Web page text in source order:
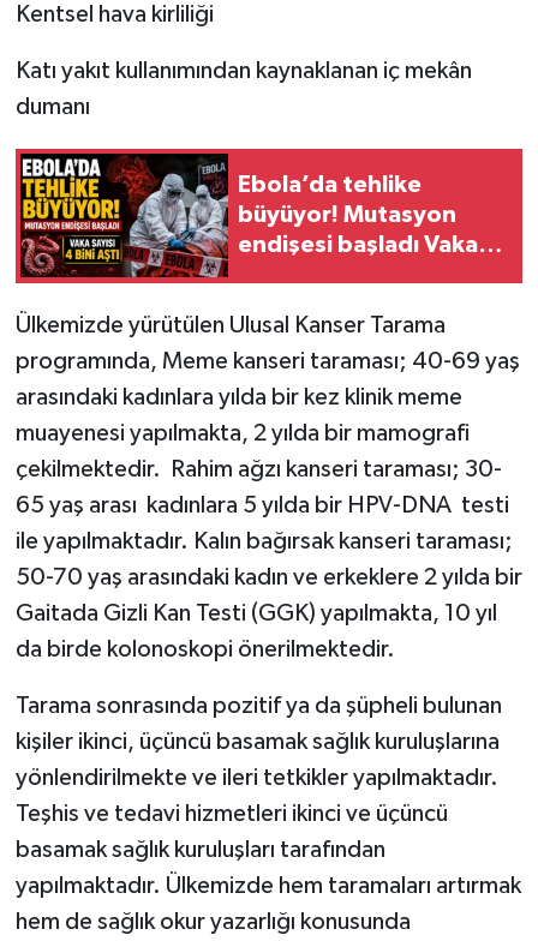
Kentsel hava kirliliği
Katı yakıt kullanımından kaynaklanan iç mekân
dumanı
Ebola’da tehlike
büyüyor! Mutasyon
endişesi başladı Vaka
Ülkemizde yürütülen Ulusal Kanser Tarama
programında, Meme kanseri taraması; 40-69 yaş
arasındaki kadınlara yılda bir kez klinik meme
muayenesi yapılmakta, 2 yılda bir mamografi
çekilmektedir. Rahim ağzı kanseri taraması; 30-
65 yaş arası kadınlara 5 yılda bir HPV-DNA testi
ile yapılmaktadır. Kalın bağırsak kanseri taraması;
50-70 yaş arasındaki kadın ve erkeklere 2 yılda bir
Gaitada Gizli Kan Testi (GGK) yapılmakta, 10 yıl
da birde kolonoskopi önerilmektedir.
Tarama sonrasında pozitif ya da şüpheli bulunan
kişiler ikinci, üçüncü basamak sağlık kuruluşlarına
yönlendirilmekte ve ileri tetkikler yapılmaktadır.
Teşhis ve tedavi hizmetleri ikinci ve üçüncü
basamak sağlık kuruluşları tarafından
yapılmaktadır. Ülkemizde hem taramaları artırmak
hem de sağlık okur yazarlığı konusunda